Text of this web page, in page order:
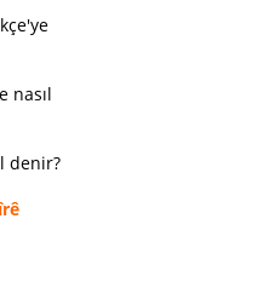
nasıl
denir?